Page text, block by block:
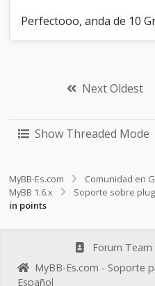
Perfectooo, anda de 10
Next Oldest
Show Threaded Mode
MyBB-Es.com Comunidad en
MyBB 1.6.x
Soporte sobre
in points
Forum Team
MyBB-Es.com - Soporte
Español